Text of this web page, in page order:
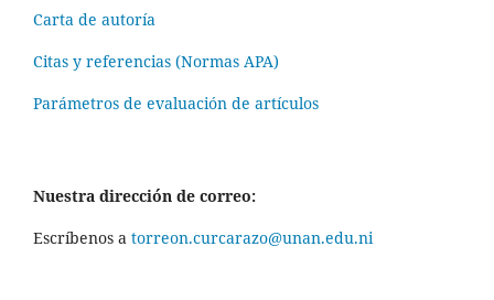
Carta de autoría
Citas y referencias (Normas APA)
Parámetros de evaluación de artículos
Nuestra dirección de correo:
Escríbenos a torreon.curcarazo@unan.edu.ni